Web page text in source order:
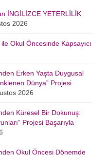
İNGİLİZCE YETERLİLİK
2026
Okul Öncesinde Kapsayıcı
Erken Yaşta Duygusal
Dünya” Projesi
2026
Küresel Bir Dokunuş:
Projesi Başarıyla
Okul Öncesi Dönemde